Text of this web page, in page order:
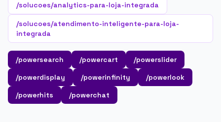
/solucoes/analytics-para-loja-integrada
/solucoes/atendimento-inteligente-para-loja-
integrada
/powersearch /powercart
/powerslider
/powerdisplay
/powerinfinity
/powerlook
/powerhits
/powerchat